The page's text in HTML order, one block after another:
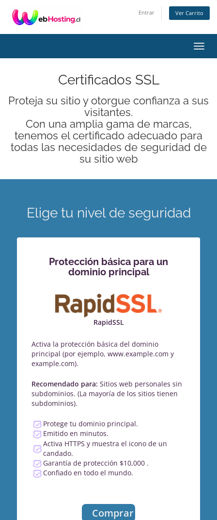
Entrar Ver Carrito
Certificados SSL
Proteja su sitio y otorgue confianza a sus
visitantes.
Con una amplia gama de marcas,
tenemos el certificado adecuado para
todas las necesidades de seguridad de
su sitio web
Elige tu nivel de seguridad
Protección básica para un
dominio principal
RapidSSL
Activa la protección básica del dominio
principal (por ejemplo, www.example.com y
example.com).
Recomendado para: Sitios web personales sin
subdominios. (La mayoría de los sitios tienen
subdominios).
Protege tu dominio principal.
Emitido en minutos.
Activa HTTPS y muestra el icono de un
candado.
Garantía de protección $10,000 .
Confiado en todo el mundo.
Comprar